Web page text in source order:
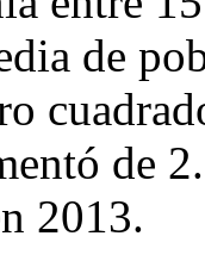
de
de
2013.